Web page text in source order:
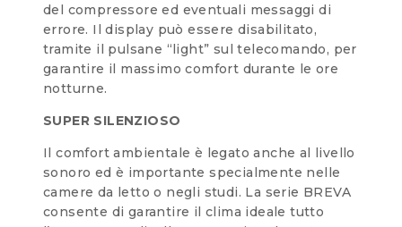
del compressore ed eventuali messaggi di
errore. Il display può essere disabilitato,
tramite il pulsane “light” sul telecomando, per
garantire il massimo comfort durante le ore
notturne.
SUPER SILENZIOSO
Il comfort ambientale è legato anche al livello
sonoro ed è importante specialmente nelle
camere da letto o negli studi. La serie BREVA
consente di garantire il clima ideale tutto